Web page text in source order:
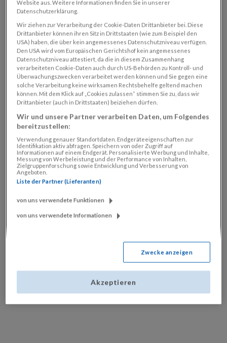
Abo sichern
Ihre Vorteile:
3 Monate kostenloses Digital-Abo
E-Paper in der SN-App schon ab 20:00 Uhr am
Vorabend
Alle SN-Plus-Artikel auf SN.at
Exklusiv für Mitglieder der Raiffeisen Bankengruppe
und
„Salzburger Nachrichten“. In den letzten drei
Nach Ablauf der drei Monate wird
das Abonnement automatisch beendet. Diese
Aktion gilt nur im Inland und kann nicht auf
werden. Alle Informationen werden per Mail
verschickt.
Website aus. Weitere Informationen finden Sie in unserer
Datenschutzerklärung.
Wir ziehen zur Verarbeitung der Cookie-Daten Drittanbieter bei. Diese
Drittanbieter können ihren Sitz in Drittstaaten (wie zum Beispiel den
USA) haben, die über kein angemessenes Datenschutzniveau verfügen.
Den USA wird vom Europäischen Gerichtshof kein angemessenes
Datenschutzniveau attestiert, da die in diesem Zusammenhang
verarbeiteten Cookie-Daten auch durch US-Behörden zu Kontroll- und
Überwachungszwecken verarbeitet werden können und Sie gegen eine
solche Verarbeitung keine wirksamen Rechtsbehelfe geltend machen
können. Mit dem Klick auf „Cookies zulassen“ stimmen Sie zu, dass wir
Drittanbieter (auch in Drittstaaten) beiziehen dürfen.
Wir und unsere Partner verarbeiten Daten, um Folgendes
bereitzustellen:
Verwendung genauer Standortdaten. Endgeräteeigenschaften zur
Identifikation aktiv abfragen. Speichern von oder Zugriff auf
Informationen auf einem Endgerät. Personalisierte Werbung und Inhalte,
Messung von Werbeleistung und der Performance von Inhalten,
Zielgruppenforschung sowie Entwicklung und Verbesserung von
Angeboten.
Liste der Partner (Lieferanten)
von uns verwendete Funktionen
von uns verwendete Informationen
Zwecke anzeigen
Akzeptieren